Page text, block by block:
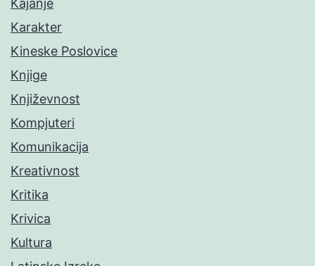
Kajanje
Karakter
Kineske Poslovice
Knjige
Književnost
Kompjuteri
Komunikacija
Kreativnost
Kritika
Krivica
Kultura